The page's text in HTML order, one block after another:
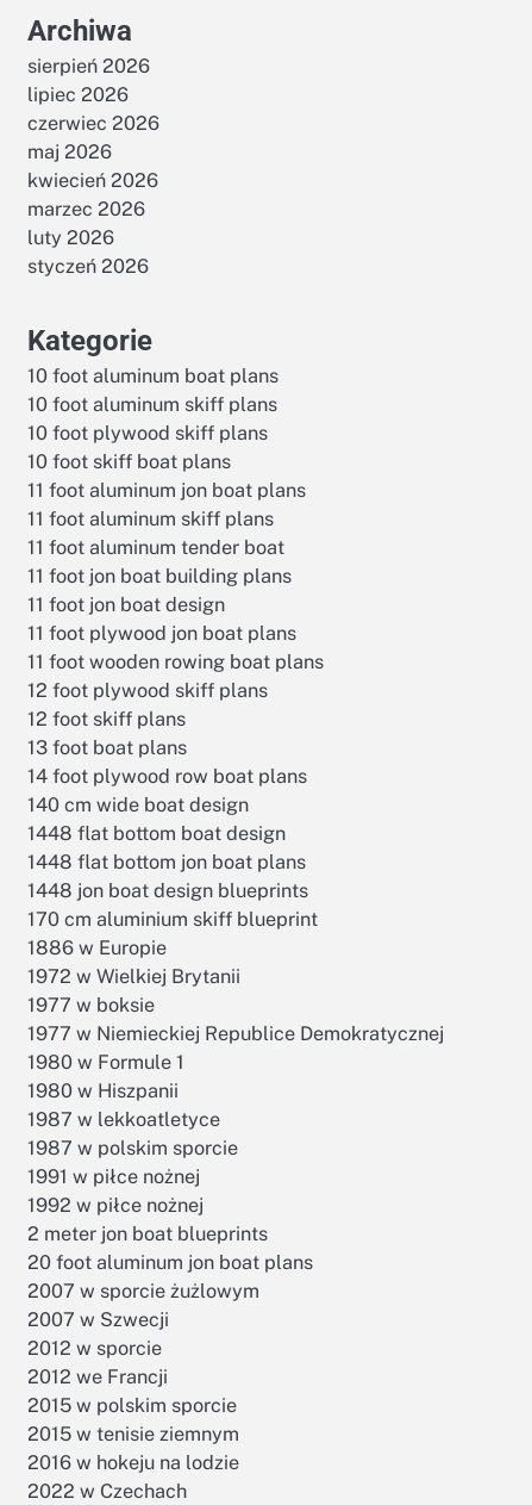
Archiwa
sierpień 2026
lipiec 2026
czerwiec 2026
maj 2026
kwiecień 2026
marzec 2026
luty 2026
styczeń 2026
Kategorie
10 foot aluminum boat plans
10 foot aluminum skiff plans
10 foot plywood skiff plans
10 foot skiff boat plans
11 foot aluminum jon boat plans
11 foot aluminum skiff plans
11 foot aluminum tender boat
11 foot jon boat building plans
11 foot jon boat design
11 foot plywood jon boat plans
11 foot wooden rowing boat plans
12 foot plywood skiff plans
12 foot skiff plans
13 foot boat plans
14 foot plywood row boat plans
140 cm wide boat design
1448 flat bottom boat design
1448 flat bottom jon boat plans
1448 jon boat design blueprints
170 cm aluminium skiff blueprint
1886 w Europie
1972 w Wielkiej Brytanii
1977 w boksie
1977 w Niemieckiej Republice Demokratycznej
1980 w Formule 1
1980 w Hiszpanii
1987 w lekkoatletyce
1987 w polskim sporcie
1991 w piłce nożnej
1992 w piłce nożnej
2 meter jon boat blueprints
20 foot aluminum jon boat plans
2007 w sporcie żużlowym
2007 w Szwecji
2012 w sporcie
2012 we Francji
2015 w polskim sporcie
2015 w tenisie ziemnym
2016 w hokeju na lodzie
2022 w Czechach